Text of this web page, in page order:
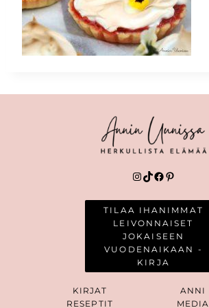
Instagram
TikTok
Facebook
Pinterest
TILAA IHANIMMAT
LEIVONNAISET
JOKAISEEN
VUODENAIKAAN -
KIRJA
KIRJAT
RESEPTIT
ANNI
MEDIA